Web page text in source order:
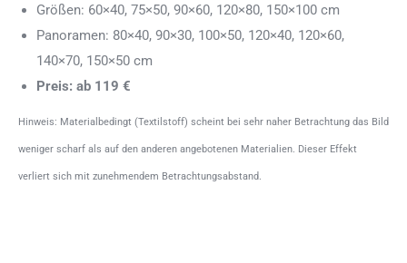
Größen: 60×40, 75×50, 90×60, 120×80, 150×100 cm
Panoramen: 80×40, 90×30, 100×50, 120×40, 120×60,
140×70, 150×50 cm
Preis: ab 119 €
Hinweis: Materialbedingt (Textilstoff) scheint bei sehr naher Betrachtung das Bild
weniger scharf als auf den anderen angebotenen Materialien. Dieser Effekt
verliert sich mit zunehmendem Betrachtungsabstand.